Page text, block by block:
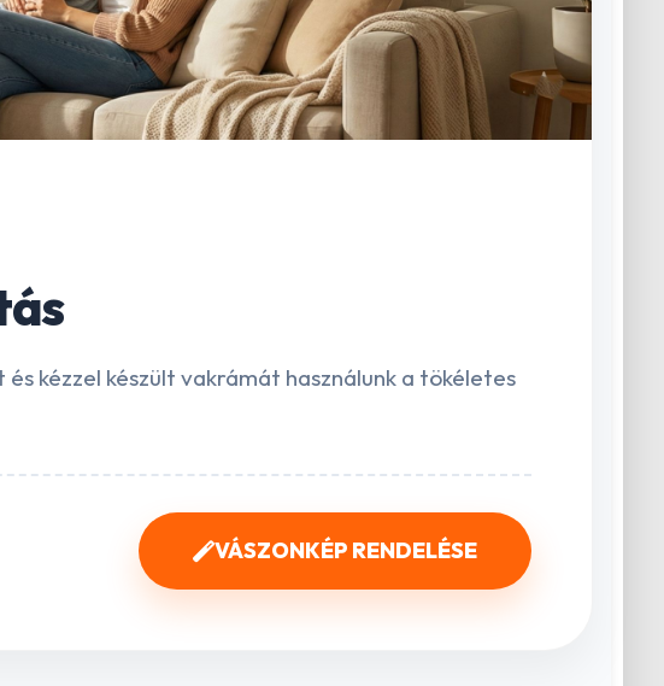
kézzel készült vakrámát használunk a tökéletes
VÁSZONKÉP RENDELÉSE